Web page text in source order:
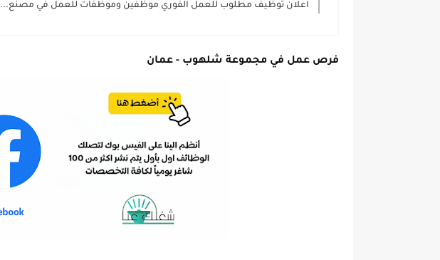
اعلان توظيف مطلوب للعمل الفوري موظفين وموظفات للعمل في مصنع...
فرص عمل في مجموعة شلهوب - عمان